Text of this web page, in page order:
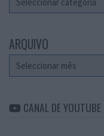
ARQUIVO
Arquivo
CANAL DE YOUTUBE